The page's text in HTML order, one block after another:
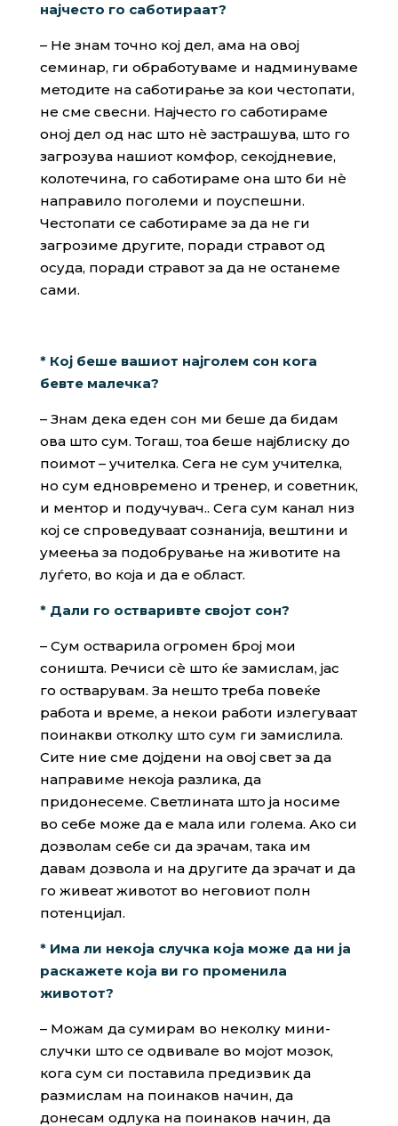
најчесто го саботираат?
– Не знам точно кој дел, ама на овој
семинар, ги обработуваме и надминуваме
методите на саботирање за кои честопати,
не сме свесни. Најчесто го саботираме
оној дел од нас што нè застрашува, што го
загрозува нашиот комфор, секојдневие,
колотечина, го саботираме она што би нè
направило поголеми и поуспешни.
Честопати се саботираме за да не ги
загрозиме другите, поради стравот од
осуда, поради стравот за да не останеме
сами.
* Кој беше вашиот најголем сон кога
бевте малечка?
– Знам дека еден сон ми беше да бидам
ова што сум. Тогаш, тоа беше најблиску до
поимот – учителка. Сега не сум учителка,
но сум едновремено и тренер, и советник,
и ментор и подучувач.. Сега сум канал низ
кој се спроведуваат сознанија, вештини и
умеења за подобрување на животите на
луѓето, во која и да е област.
* Дали го остваривте својот сон?
– Сум остварила огромен број мои
соништа. Речиси сѐ што ќе замислам, јас
го остварувам. За нешто треба повеќе
работа и време, а некои работи излегуваат
поинакви отколку што сум ги замислила.
Сите ние сме дојдени на овој свет за да
направиме некоја разлика, да
придонесеме. Светлината што ја носиме
во себе може да е мала или голема. Ако си
дозволам себе си да зрачам, така им
давам дозвола и на другите да зрачат и да
го живеат животот во неговиот полн
потенцијал.
* Има ли некоја случка која може да ни ја
раскажете која ви го променила
животот?
– Можам да сумирам во неколку мини-
случки што се одвивале во мојот мозок,
кога сум си поставила предизвик да
размислам на поинаков начин, да
донесам одлука на поинаков начин, да